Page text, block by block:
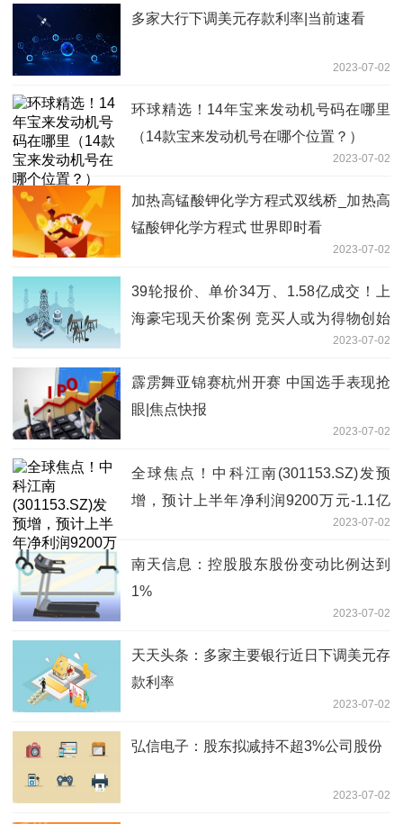
多家大行下调美元存款利率|当前速看
2023-07-02
环球精选！14年宝来发动机号码在哪里
（14款宝来发动机号在哪个位置？）
2023-07-02
加热高锰酸钾化学方程式双线桥_加热高
锰酸钾化学方程式 世界即时看
2023-07-02
39轮报价、单价34万、1.58亿成交！上
海豪宅现天价案例 竞买人或为得物创始
2023-07-02
霹雳舞亚锦赛杭州开赛 中国选手表现抢
眼|焦点快报
2023-07-02
全球焦点！中科江南(301153.SZ)发预
增，预计上半年净利润9200万元-1.1亿
2023-07-02
南天信息：控股股东股份变动比例达到
1%
2023-07-02
天天头条：多家主要银行近日下调美元存
款利率
2023-07-02
弘信电子：股东拟减持不超3%公司股份
2023-07-02